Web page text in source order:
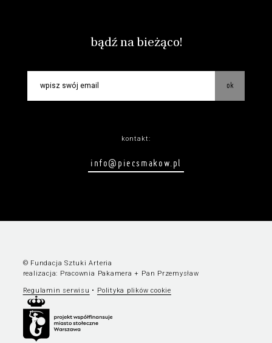
bądź na bieżąco!
ok
kontakt:
info@piecsmakow.pl
© Fundacja Sztuki Arteria
realizacja: Pracownia Pakamera + Pan Przemysław
Regulamin serwisu • Polityka plików cookie